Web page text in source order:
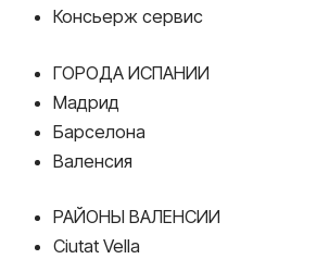
Консьерж сервис
ГОРОДА ИСПАНИИ
Мадрид
Барселона
Валенсия
РАЙОНЫ ВАЛЕНСИИ
Ciutat Vella